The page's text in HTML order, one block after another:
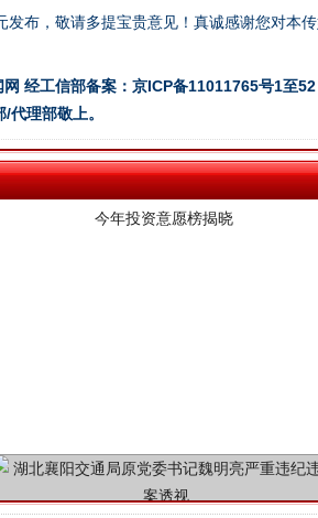
布，敬请多提宝贵意见！真诚感谢您对本传
经工信部备案：京ICP备11011765号1至
理部敬上。
今年投资意愿榜揭晓